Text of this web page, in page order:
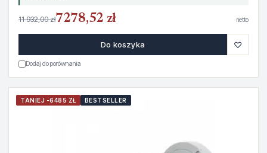
11 932,00 zł7278,52 zł netto
Do koszyka ♡
Dodaj do porównania
TANIEJ -6485 ZŁ BESTSELLER